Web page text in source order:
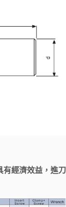
有經濟效益，進刀